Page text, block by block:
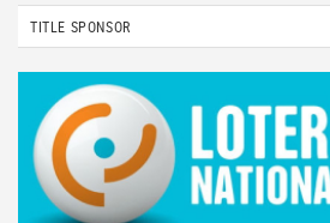
TITLE SPONSOR